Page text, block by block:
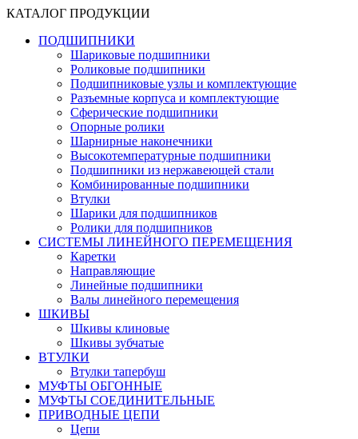
КАТАЛОГ ПРОДУКЦИИ
ПОДШИПНИКИ
Шариковые подшипники
Роликовые подшипники
Подшипниковые узлы и комплектующие
Разъемные корпуса и комплектующие
Сферические подшипники
Опорные ролики
Шарнирные наконечники
Высокотемпературные подшипники
Подшипники из нержавеющей стали
Комбинированные подшипники
Втулки
Шарики для подшипников
Ролики для подшипников
СИСТЕМЫ ЛИНЕЙНОГО ПЕРЕМЕЩЕНИЯ
Каретки
Направляющие
Линейные подшипники
Валы линейного перемещения
ШКИВЫ
Шкивы клиновые
Шкивы зубчатые
ВТУЛКИ
Втулки тапербуш
МУФТЫ ОБГОННЫЕ
МУФТЫ СОЕДИНИТЕЛЬНЫЕ
ПРИВОДНЫЕ ЦЕПИ
Цепи